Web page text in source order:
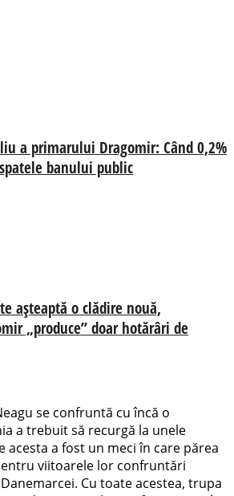
a primarului Dragomir: Când 0,2%
banului public
așteaptă o clădire nouă,
„produce” doar hotărâri de
se confruntă cu încă o
a trebuit să recurgă la unele
acesta a fost un meci în care părea
viitoarele lor confruntări
Cu toate acestea, trupa